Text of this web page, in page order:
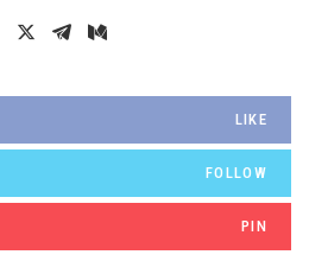
LIKE
FOLLOW
PIN